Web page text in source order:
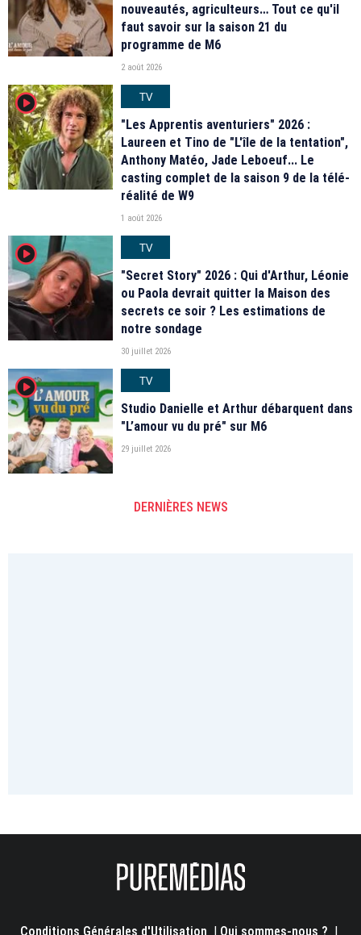
nouveautés, agriculteurs… Tout ce qu'il
faut savoir sur la saison 21 du
programme de M6
2 août 2026
player2
TV
"Les Apprentis aventuriers" 2026 :
Laureen et Tino de "L'île de la tentation",
Anthony Matéo, Jade Leboeuf... Le
casting complet de la saison 9 de la télé-
réalité de W9
1 août 2026
player2
TV
"Secret Story" 2026 : Qui d'Arthur, Léonie
ou Paola devrait quitter la Maison des
secrets ce soir ? Les estimations de
notre sondage
30 juillet 2026
player2
TV
Studio Danielle et Arthur débarquent dans
"L’amour vu du pré" sur M6
29 juillet 2026
DERNIÈRES NEWS
Conditions Générales d'Utilisation | Qui sommes-nous ? |